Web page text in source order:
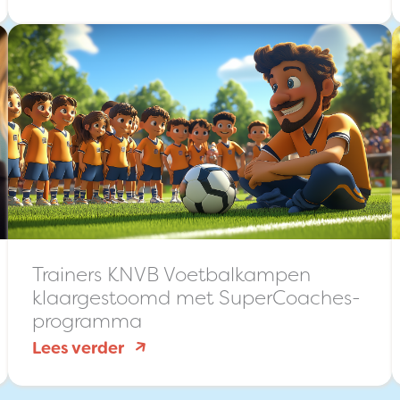
Trainers KNVB Voetbalkampen
klaargestoomd met SuperCoaches-
programma
Lees verder: